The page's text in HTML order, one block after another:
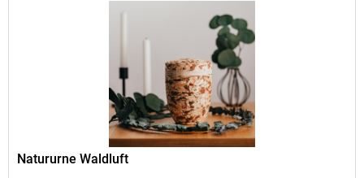
Natururne Waldluft